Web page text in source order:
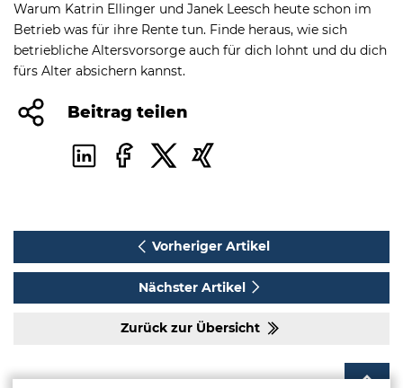
Warum Katrin Ellinger und Janek Leesch heute schon im
Betrieb was für ihre Rente tun. Finde heraus, wie sich
betriebliche Altersvorsorge auch für dich lohnt und du dich
fürs Alter absichern kannst.
Beitrag teilen
Vorheriger Artikel
Nächster Artikel
Zurück zur Übersicht